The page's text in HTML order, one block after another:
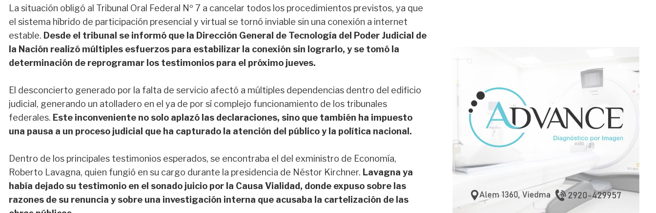
La situación obligó al Tribunal Oral Federal Nº 7 a cancelar todos los procedimientos previstos, ya que
el sistema híbrido de participación presencial y virtual se tornó inviable sin una conexión a internet
estable. Desde el tribunal se informó que la Dirección General de Tecnología del Poder Judicial de
la Nación realizó múltiples esfuerzos para estabilizar la conexión sin lograrlo, y se tomó la
determinación de reprogramar los testimonios para el próximo jueves.
El desconcierto generado por la falta de servicio afectó a múltiples dependencias dentro del edificio
judicial, generando un atolladero en el ya de por sí complejo funcionamiento de los tribunales
federales. Este inconveniente no solo aplazó las declaraciones, sino que también ha impuesto
una pausa a un proceso judicial que ha capturado la atención del público y la política nacional.
Dentro de los principales testimonios esperados, se encontraba el del exministro de Economía,
Roberto Lavagna, quien fungió en su cargo durante la presidencia de Néstor Kirchner. Lavagna ya
había dejado su testimonio en el sonado juicio por la Causa Vialidad, donde expuso sobre las
razones de su renuncia y sobre una investigación interna que acusaba la cartelización de las